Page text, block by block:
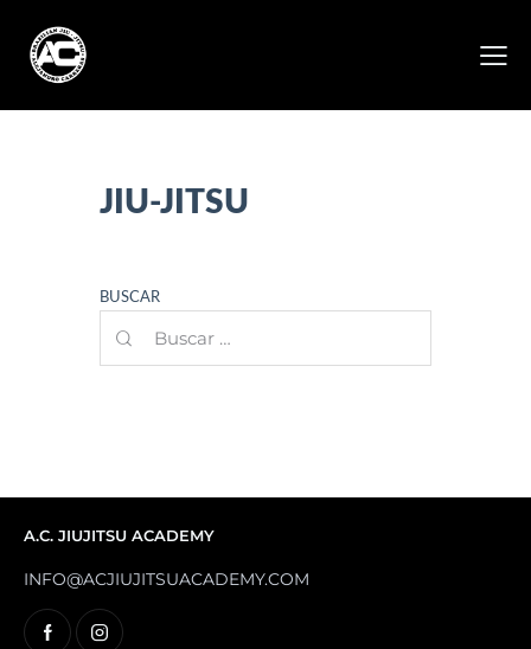
JIU-JITSU
BUSCAR
A.C. JIUJITSU ACADEMY
INFO@ACJIUJITSUACADEMY.COM